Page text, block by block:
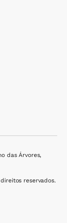
das Árvores,
reservados.